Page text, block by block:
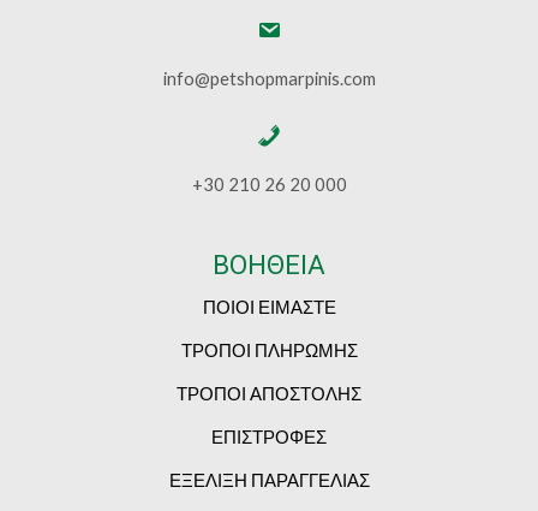
info@petshopmarpinis.com
+30 210 26 20 000
ΒΟΗΘΕΙΑ
ΠΟΙΟΙ ΕΙΜΑΣΤΕ
ΤΡΟΠΟΙ ΠΛΗΡΩΜΗΣ
ΤΡΟΠΟΙ ΑΠΟΣΤΟΛΗΣ
ΕΠΙΣΤΡΟΦΕΣ
ΕΞΕΛΙΞΗ ΠΑΡΑΓΓΕΛΙΑΣ